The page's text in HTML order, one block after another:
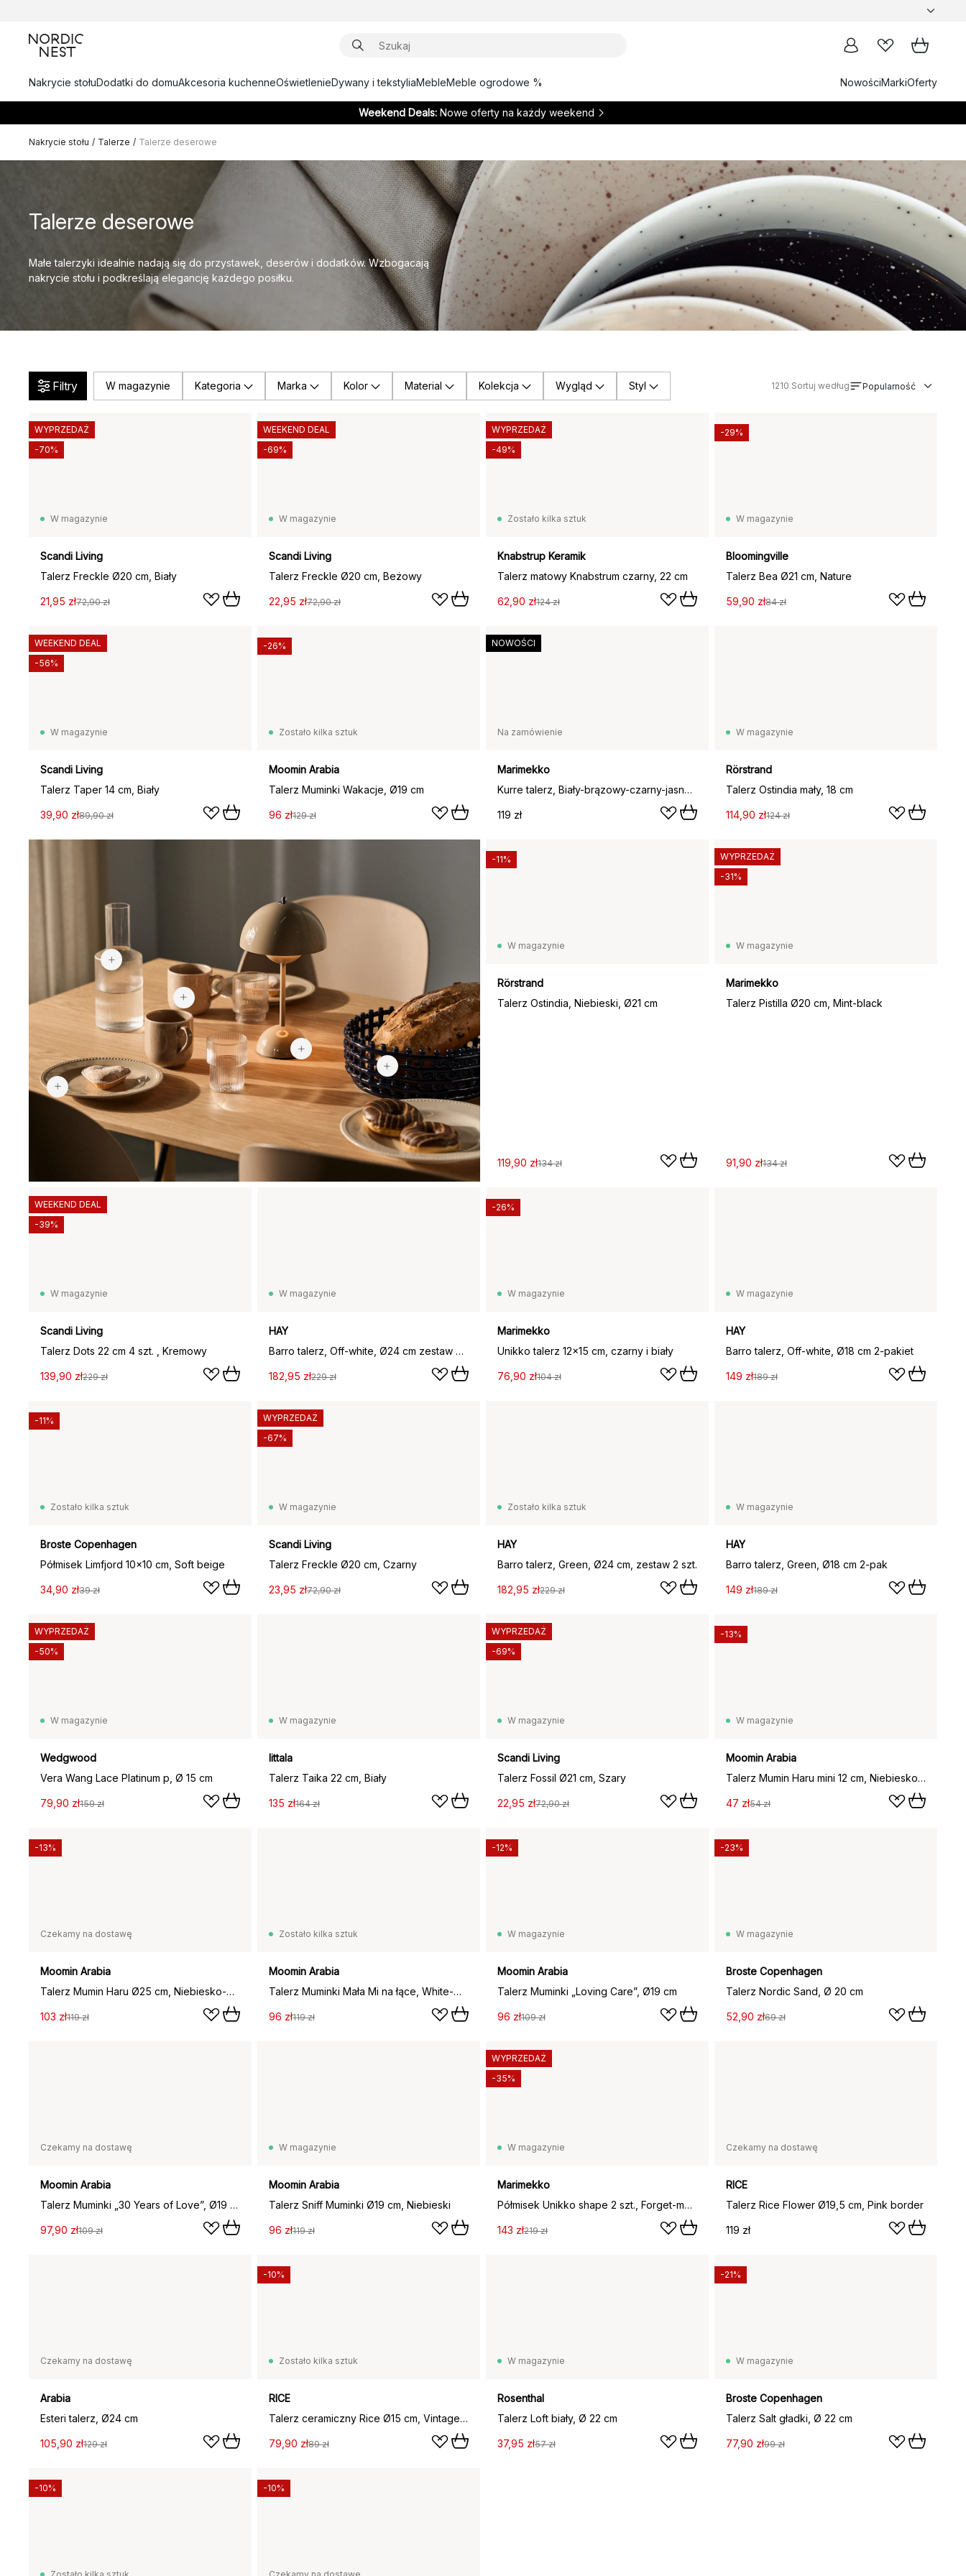
Nakrycie stołuDodatki do domuAkcesoria kuchenneOświetlenieDywany i tekstyliaMebleMeble ogrodowe % NowościMarkiOferty
Weekend Deals: Nowe oferty na każdy weekend
Nakrycie stołu / Talerze / Talerze deserowe
Talerze deserowe
Małe talerzyki idealnie nadają się do przystawek, deserów i dodatków. Wzbogacają
nakrycie stołu i podkreślają elegancję każdego posiłku.
Filtry W magazynie Kategoria Marka Kolor Material Kolekcja Wygląd Styl 1210 Sortuj według Popularność
W magazynie
Scandi Living
Talerz Freckle Ø20 cm, Biały
21,95 zł72,90 zł
WYPRZEDAŻ
-70%
W magazynie
Scandi Living
Talerz Freckle Ø20 cm, Beżowy
22,95 zł72,90 zł
WEEKEND DEAL
-69%
Zostało kilka sztuk
Knabstrup Keramik
Talerz matowy Knabstrum czarny, 22 cm
62,90 zł124 zł
WYPRZEDAŻ
-49%
W magazynie
Bloomingville
Talerz Bea Ø21 cm, Nature
59,90 zł84 zł
-29%
W magazynie
Scandi Living
Talerz Taper 14 cm, Biały
39,90 zł89,90 zł
WEEKEND DEAL
-56%
Zostało kilka sztuk
Moomin Arabia
Talerz Muminki Wakacje, Ø19 cm
96 zł129 zł
-26%
Na zamówienie
Marimekko
Kurre talerz, Biały-brązowy-czarny-jasnoniebieski
119 zł
NOWOŚCI
W magazynie
Rörstrand
Talerz Ostindia mały, 18 cm
114,90 zł124 zł
625,90 zł
149,90 zł
16,95 zł
339 zł
W magazynie
Rörstrand
Talerz Ostindia, Niebieski, Ø21 cm
119,90 zł134 zł
-11%
W magazynie
Marimekko
Talerz Pistilla Ø20 cm, Mint-black
91,90 zł134 zł
WYPRZEDAŻ
-31%
W magazynie
Scandi Living
Talerz Dots 22 cm 4 szt. , Kremowy
139,90 zł229 zł
WEEKEND DEAL
-39%
W magazynie
HAY
Barro talerz, Off-white, Ø24 cm zestaw 2 szt.
182,95 zł229 zł
W magazynie
Marimekko
Unikko talerz 12x15 cm, czarny i biały
76,90 zł104 zł
-26%
W magazynie
HAY
Barro talerz, Off-white, Ø18 cm 2‑pakiet
149 zł189 zł
Zostało kilka sztuk
Broste Copenhagen
Półmisek Limfjord 10x10 cm, Soft beige
34,90 zł39 zł
-11%
W magazynie
Scandi Living
Talerz Freckle Ø20 cm, Czarny
23,95 zł72,90 zł
WYPRZEDAŻ
-67%
Zostało kilka sztuk
HAY
Barro talerz, Green, Ø24 cm, zestaw 2 szt.
182,95 zł229 zł
W magazynie
HAY
Barro talerz, Green, Ø18 cm 2‑pak
149 zł189 zł
W magazynie
Wedgwood
Vera Wang Lace Platinum p, Ø 15 cm
79,90 zł159 zł
WYPRZEDAŻ
-50%
W magazynie
Iittala
Talerz Taika 22 cm, Biały
135 zł164 zł
W magazynie
Scandi Living
Talerz Fossil Ø21 cm, Szary
22,95 zł72,90 zł
WYPRZEDAŻ
-69%
W magazynie
Moomin Arabia
Talerz Mumin Haru mini 12 cm, Niebiesko-biały
47 zł54 zł
-13%
Czekamy na dostawę
Moomin Arabia
Talerz Mumin Haru Ø25 cm, Niebiesko-biały
103 zł119 zł
-13%
Zostało kilka sztuk
Moomin Arabia
Talerz Muminki Mała Mi na łące, White-multi
96 zł119 zł
W magazynie
Moomin Arabia
Talerz Muminki „Loving Care”, Ø19 cm
96 zł109 zł
-12%
W magazynie
Broste Copenhagen
Talerz Nordic Sand, Ø 20 cm
52,90 zł69 zł
-23%
Czekamy na dostawę
Moomin Arabia
Talerz Muminki „30 Years of Love”, Ø19 cm
97,90 zł109 zł
W magazynie
Moomin Arabia
Talerz Sniff Muminki Ø19 cm, Niebieski
96 zł119 zł
W magazynie
Marimekko
Półmisek Unikko shape 2 szt., Forget-me-not, stoneware
143 zł219 zł
WYPRZEDAŻ
-35%
Czekamy na dostawę
RICE
Talerz Rice Flower Ø19,5 cm, Pink border
119 zł
Czekamy na dostawę
Arabia
Esteri talerz, Ø24 cm
105,90 zł129 zł
Zostało kilka sztuk
RICE
Talerz ceramiczny Rice Ø15 cm, Vintage Flower
79,90 zł89 zł
-10%
W magazynie
Rosenthal
Talerz Loft biały, Ø 22 cm
37,95 zł57 zł
W magazynie
Broste Copenhagen
Talerz Salt gładki, Ø 22 cm
77,90 zł99 zł
-21%
-10% -10%